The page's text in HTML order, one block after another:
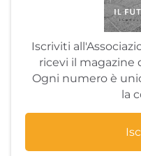
Iscriviti
ricevi il magazine
Ogni numero è
la